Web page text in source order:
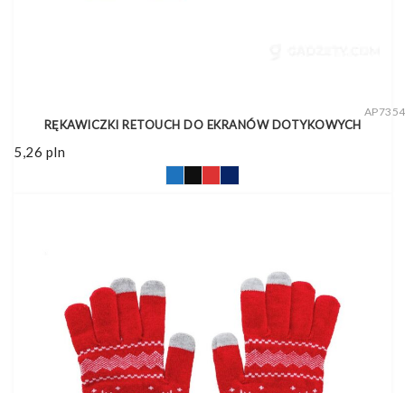
RĘKAWICZKI RETOUCH DO EKRANÓW DOTYKOWYCH
5,26 pln